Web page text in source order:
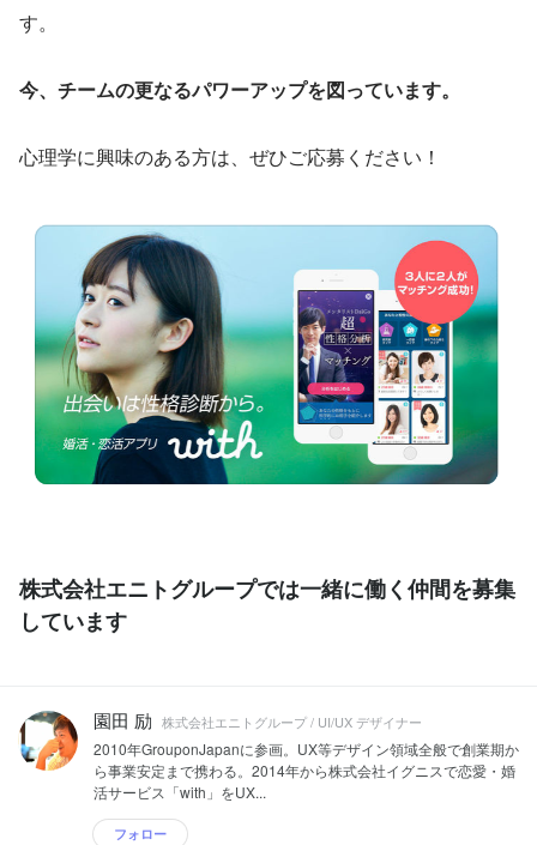
す。
今、チームの更なるパワーアップを図っています。
心理学に興味のある方は、ぜひご応募ください！
株式会社エニトグループでは一緒に働く仲間を募集
しています
園田 励 株式会社エニトグループ / UI/UX デザイナー
2010年GrouponJapanに参画。UX等デザイン領域全般で創業期か
ら事業安定まで携わる。2014年から株式会社イグニスで恋愛・婚
活サービス「with」をUX...
フォロー